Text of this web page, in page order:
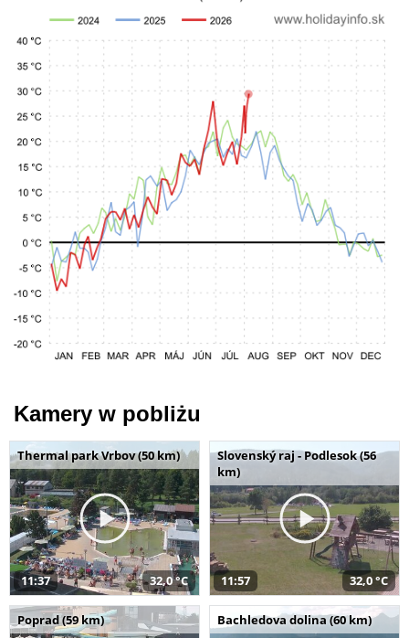
Kamery w pobliżu
Thermal park Vrbov (50 km)
11:37 32,0 °C
Slovenský raj - Podlesok (56
km)
11:57 32,0 °C
Poprad (59 km) Bachledova dolina (60 km)